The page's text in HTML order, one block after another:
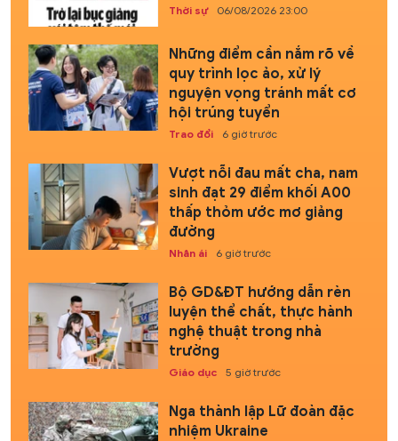
Thời sự 06/08/2026 23:00
Những điểm cần nắm rõ về
quy trình lọc ảo, xử lý
nguyện vọng tránh mất cơ
hội trúng tuyển
Trao đổi 6 giờ trước
Vượt nỗi đau mất cha, nam
sinh đạt 29 điểm khối A00
thấp thỏm ước mơ giảng
đường
Nhân ái 6 giờ trước
Bộ GD&ĐT hướng dẫn rèn
luyện thể chất, thực hành
nghệ thuật trong nhà
trường
Giáo dục 5 giờ trước
Nga thành lập Lữ đoàn đặc
nhiệm Ukraine